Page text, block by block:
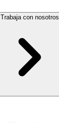
Trabaja con nosotros